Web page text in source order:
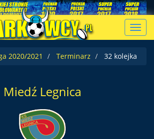
2020/2021 Terminarz 32 kolejka
Miedź Legnica